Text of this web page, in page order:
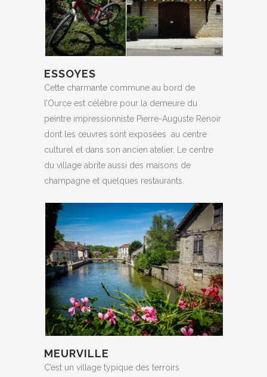
ESSOYES
Cette charmante commune au bord de
l’Ource est célèbre pour la demeure du
peintre impressionniste Pierre-Auguste Renoir
dont les œuvres sont exposées au centre
culturel et dans son ancien atelier. Le centre
du village abrite aussi des maisons de
champagne et quelques restaurants.
MEURVILLE
C’est un village typique des terroirs